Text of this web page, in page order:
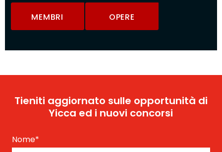
MEMBRI OPERE
Tieniti aggiornato sulle opportunità di
Yicca ed i nuovi concorsi
Nome*